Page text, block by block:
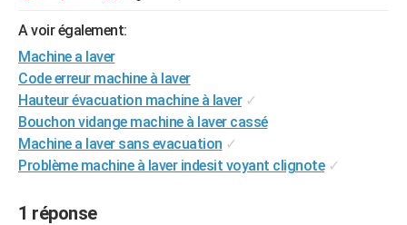
LIFESTYLE
Art de vivre
Bien-être
Loisirs
Mode
Modes de vie
SANTE
Alimentation
Guide de la santé
Maladies
Médicaments
Sommeil
VOYAGE
Destinations
City break
Voyage nature
Voyage de noces
Forum
Climat
+PHOTO
GUIDES D'ACHAT
BONS PLANS
A voir également:
Machine a laver
Code erreur machine à laver
Hauteur évacuation machine à laver ✓
Bouchon vidange machine à laver cassé
Machine a laver sans evacuation ✓
Problème machine à laver indesit voyant clignote ✓
1 réponse